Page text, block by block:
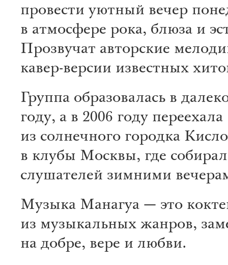
провести уютный вечер
в атмосфере рока, блюза и
Прозвучат авторские
кавер-версии известных
Группа образовалась в
году, а в 2006 году переехала
из солнечного городка
в клубы Москвы, где
слушателей зимними
Музыка Манагуа — это
из музыкальных жанров,
на добре, вере и любви.